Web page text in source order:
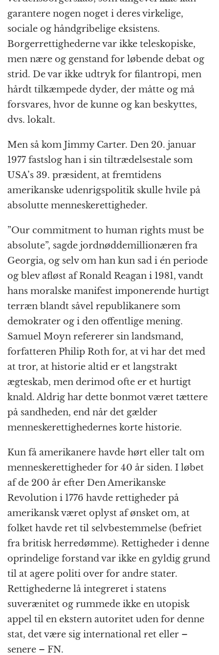
garantere nogen noget i deres virkelige,
sociale og håndgribelige eksistens.
Borgerrettighederne var ikke teleskopiske,
men nære og genstand for løbende debat og
strid. De var ikke udtryk for filantropi, men
hårdt tilkæmpede dyder, der måtte og må
forsvares, hvor de kunne og kan beskyttes,
dvs. lokalt.
Men så kom Jimmy Carter. Den 20. januar
1977 fastslog han i sin tiltrædelsestale som
USA’s 39. præsident, at fremtidens
amerikanske udenrigspolitik skulle hvile på
absolutte menneskerettigheder.
”Our commitment to human rights must be
absolute”, sagde jordnøddemillionæren fra
Georgia, og selv om han kun sad i én periode
og blev afløst af Ronald Reagan i 1981, vandt
hans moralske manifest imponerende hurtigt
terræn blandt såvel republikanere som
demokrater og i den offentlige mening.
Samuel Moyn refererer sin landsmand,
forfatteren Philip Roth for, at vi har det med
at tror, at historie altid er et langstrakt
ægteskab, men derimod ofte er et hurtigt
knald. Aldrig har dette bonmot været tættere
på sandheden, end når det gælder
menneskerettighedernes korte historie.
Kun få amerikanere havde hørt eller talt om
menneskerettigheder for 40 år siden. I løbet
af de 200 år efter Den Amerikanske
Revolution i 1776 havde rettigheder på
amerikansk været oplyst af ønsket om, at
folket havde ret til selvbestemmelse (befriet
fra britisk herredømme). Rettigheder i denne
oprindelige forstand var ikke en gyldig grund
til at agere politi over for andre stater.
Rettighederne lå integreret i statens
suverænitet og rummede ikke en utopisk
appel til en ekstern autoritet uden for denne
stat, det være sig international ret eller –
senere – FN.